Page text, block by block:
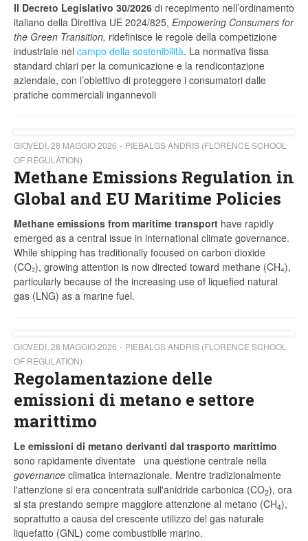
Il Decreto Legislativo 30/2026 di recepimento nell’ordinamento
italiano della Direttiva UE 2024/825, Empowering Consumers for
the Green Transition, ridefinisce le regole della competizione
industriale nel campo della sostenibilità. La normativa fissa
standard chiari per la comunicazione e la rendicontazione
aziendale, con l’obiettivo di proteggere i consumatori dalle
pratiche commerciali ingannevoli
GIOVEDÌ, 28 MAGGIO 2026
PIEBALGS ANDRIS (FLORENCE SCHOOL
OF REGULATION)
Methane Emissions Regulation in
Global and EU Maritime Policies
Methane emissions from maritime transport have rapidly
emerged as a central issue in international climate governance.
While shipping has traditionally focused on carbon dioxide
(CO₂), growing attention is now directed toward methane (CH₄),
particularly because of the increasing use of liquefied natural
gas (LNG) as a marine fuel.
GIOVEDÌ, 28 MAGGIO 2026
PIEBALGS ANDRIS (FLORENCE SCHOOL
OF REGULATION)
Regolamentazione delle
emissioni di metano e settore
marittimo
Le emissioni di metano derivanti dal trasporto marittimo
sono rapidamente diventate una questione centrale nella
governance climatica internazionale. Mentre tradizionalmente
l'attenzione si era concentrata sull'anidride carbonica (CO2), ora
si sta prestando sempre maggiore attenzione al metano (CH4),
soprattutto a causa del crescente utilizzo del gas naturale
liquefatto (GNL) come combustibile marino.